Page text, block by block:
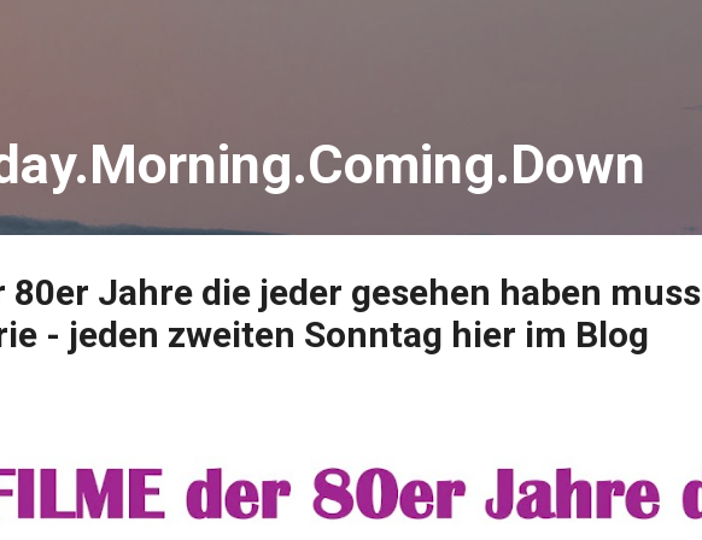
80er Jahre die jeder gesehen haben muss
- jeden zweiten Sonntag hier im Blog